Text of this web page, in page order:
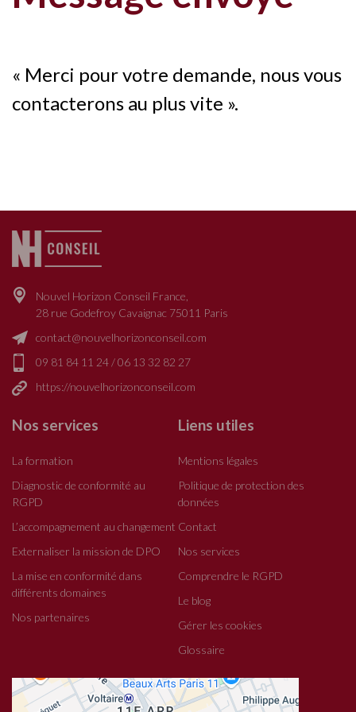
« Merci pour votre demande, nous vous
contacterons au plus vite ».
Nouvel Horizon Conseil France,
28 rue Godefroy Cavaignac 75011 Paris
contact@nouvelhorizonconseil.com
09 81 84 11 24/06 13 32 82 27
https://nouvelhorizonconseil.com
Nos services
La formation
Diagnostic de conformité au
RGPD
L’accompagnement au changement
Externaliser la mission de DPO
La mise en conformité dans
différents domaines
Nos partenaires
Liens utiles
Mentions légales
Politique de protection des
données
Contact
Nos services
Comprendre le RGPD
Le blog
Gérer les cookies
Glossaire